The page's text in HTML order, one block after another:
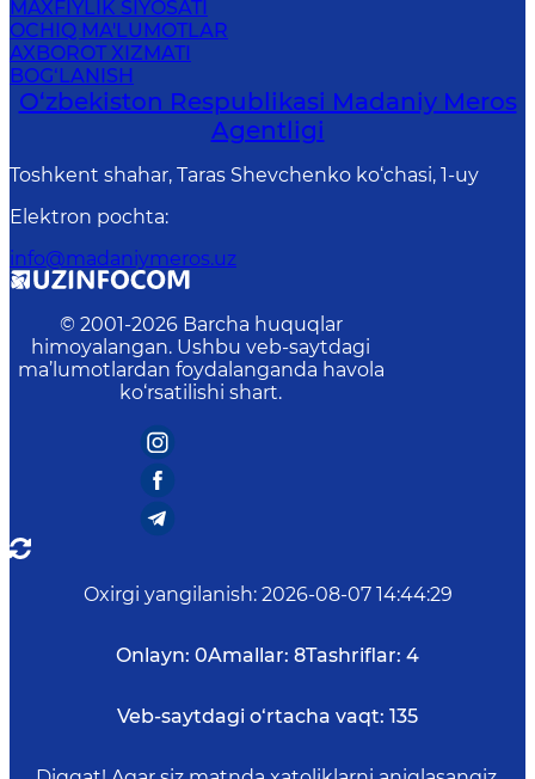
MAXFIYLIK SIYOSATI
OCHIQ MA'LUMOTLAR
AXBOROT XIZMATI
BOG‘LANISH
O‘zbekiston Respublikasi Madaniy Meros
Agentligi
Toshkent shahar, Taras Shevchenko ko‘chasi, 1-uy
Elektron pochta:
info@madaniymeros.uz
© 2001-2026 Barcha huquqlar
himoyalangan. Ushbu veb-saytdagi
ma’lumotlardan foydalanganda havola
ko‘rsatilishi shart.
Oxirgi yangilanish: 2026-08-07 14:44:29
Onlayn: 0Amallar: 8Tashriflar: 4
Veb-saytdagi o‘rtacha vaqt: 135